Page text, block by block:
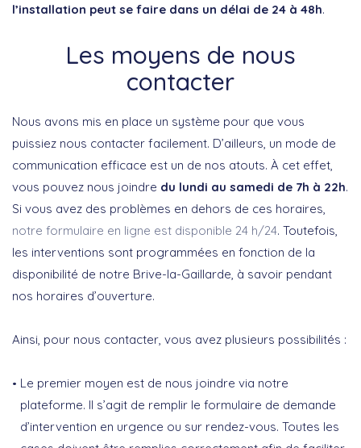
l’installation peut se faire dans un délai de 24 à 48h.
Les moyens de nous
contacter
Nous avons mis en place un système pour que vous
puissiez nous contacter facilement. D’ailleurs, un mode de
communication efficace est un de nos atouts. À cet effet,
vous pouvez nous joindre du lundi au samedi de 7h à 22h.
Si vous avez des problèmes en dehors de ces horaires,
notre formulaire en ligne est disponible 24 h/24. Toutefois,
les interventions sont programmées en fonction de la
disponibilité de notre Brive-la-Gaillarde, à savoir pendant
nos horaires d’ouverture.
Ainsi, pour nous contacter, vous avez plusieurs possibilités :
Le premier moyen est de nous joindre via notre
plateforme. Il s’agit de remplir le formulaire de demande
d’intervention en urgence ou sur rendez-vous. Toutes les